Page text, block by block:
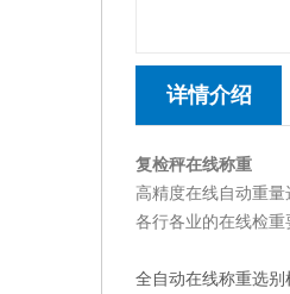
详情介绍
复检秤在线称重
高精度在线自动重
各行各业的在线检
全自动在线称重选